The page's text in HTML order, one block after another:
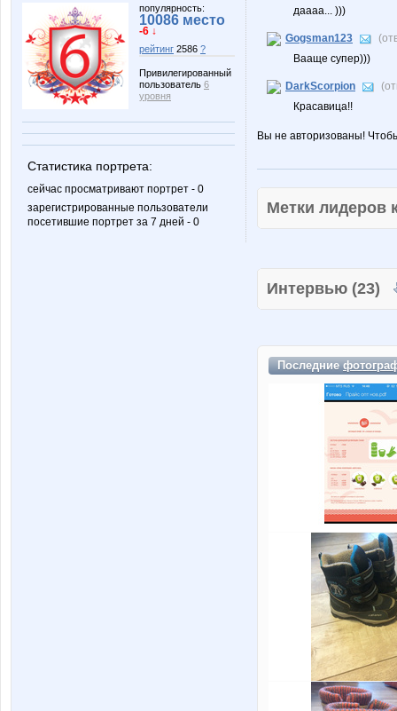
популярность:
10086 место
-6 ↓
рейтинг 2586 ?
Привилегированный
пользователь 6
уровня
Статистика портрета:
сейчас просматривают портрет - 0
зарегистрированные пользователи
посетившие портрет за 7 дней - 0
даааа... )))
Gogsman123
Вааще супер)))
DarkScorpion
Красавица!!
Вы не авторизованы!
Метки
Интервью (23)
Последние